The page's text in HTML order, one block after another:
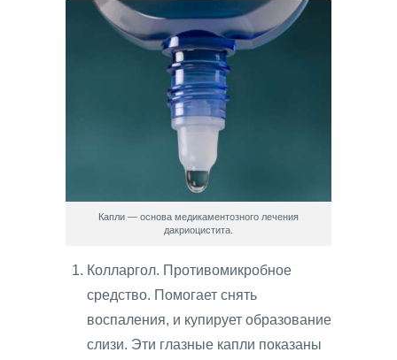
Капли — основа медикаментозного лечения
дакриоцистита.
Колларгол. Противомикробное
средство. Помогает снять
воспаления, и купирует образование
слизи. Эти глазные капли показаны